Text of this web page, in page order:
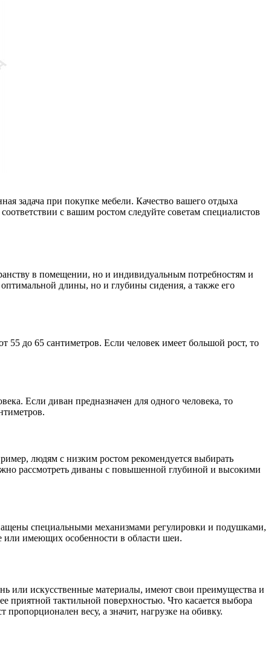
задача при покупке мебели. Качество вашего отдыха
с вашим ростом следуйте советам специалистов
в помещении, но и индивидуальным потребностям и
длины, но и глубины сидения, а также его
до 65 сантиметров. Если человек имеет большой рост, то
Если диван предназначен для одного человека, то
людям с низким ростом рекомендуется выбирать
рассмотреть диваны с повышенной глубиной и высокими
специальными механизмами регулировки и подушками,
имеющих особенности в области шеи.
или искусственные материалы, имеют свои преимущества и
приятной тактильной поверхностью. Что касается выбора
весу, а значит, нагрузке на обивку.